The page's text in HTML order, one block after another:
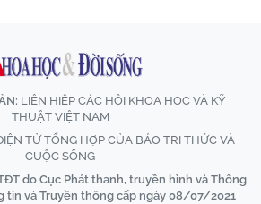
LIÊN HIỆP CÁC HỘI KHOA HỌC VÀ KỸ
THUẬT VIỆT NAM
TỬ TỔNG HỢP CỦA BÁO TRI THỨC VÀ
CUỘC SỐNG
do Cục Phát thanh, truyền hình và Thông
tin và Truyền thông cấp ngày 08/07/2021